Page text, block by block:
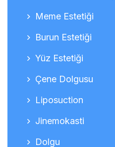
Meme Estetiği
Burun Estetiği
Yüz Estetiği
Çene Dolgusu
Liposuction
Jinemokasti
Dolgu